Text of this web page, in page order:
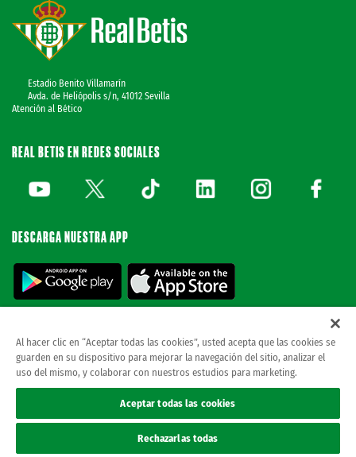
Estadio Benito Villamarín
Avda. de Heliópolis s/n, 41012 Sevilla
Atención al Bético
REAL BETIS EN REDES SOCIALES
DESCARGA NUESTRA APP
© REAL BETIS BALOMPIE.esta página web es la única oficial del real betis balompie.
todos los derechos reservados.
Política de privacidad
Al hacer clic en “Aceptar todas las cookies”, usted acepta que las cookies se
guarden en su dispositivo para mejorar la navegación del sitio, analizar el
uso del mismo, y colaborar con nuestros estudios para marketing.
Aceptar todas las cookies
Rechazarlas todas